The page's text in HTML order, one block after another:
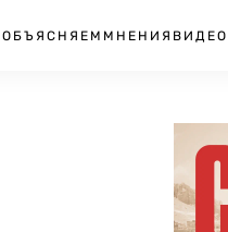
ОБЪЯСНЯЕМ МНЕНИЯ ВИДЕО